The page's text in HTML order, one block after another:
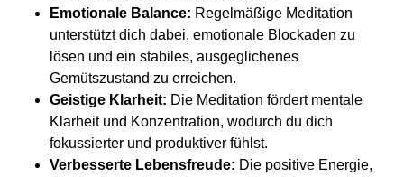
Emotionale Balance: Regelmäßige Meditation
unterstützt dich dabei, emotionale Blockaden zu
lösen und ein stabiles, ausgeglichenes
Gemütszustand zu erreichen.
Geistige Klarheit: Die Meditation fördert mentale
Klarheit und Konzentration, wodurch du dich
fokussierter und produktiver fühlst.
Verbesserte Lebensfreude: Die positive Energie,